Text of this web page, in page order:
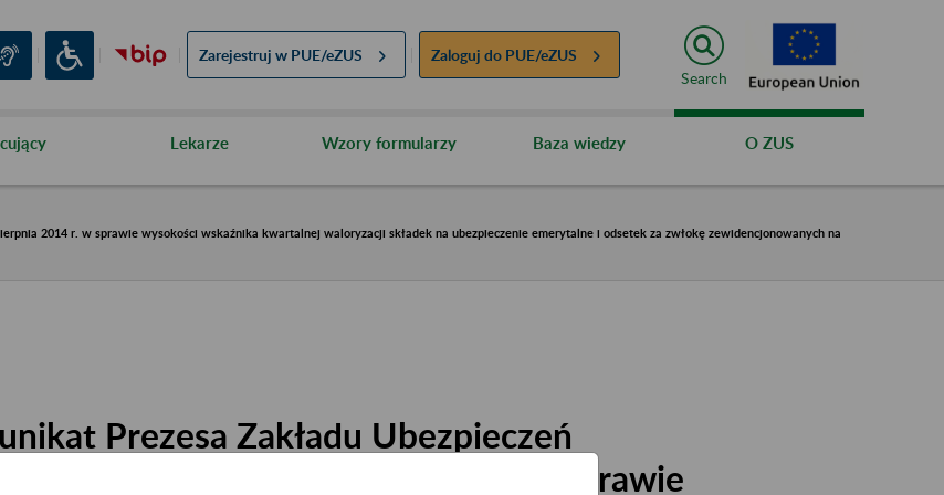
Zarejestruj w PUE/eZUS Zaloguj do PUE/eZUS
Search
Lekarze Wzory formularzy Baza wiedzy O ZUS
2014 r. w sprawie wysokości wskaźnika kwartalnej waloryzacji składek na ubezpieczenie emerytalne i odsetek za zwłokę zewidencjonowanych na
Prezesa Zakładu Ubezpieczeń
z dnia 20 sierpnia 2014 r. w sprawie